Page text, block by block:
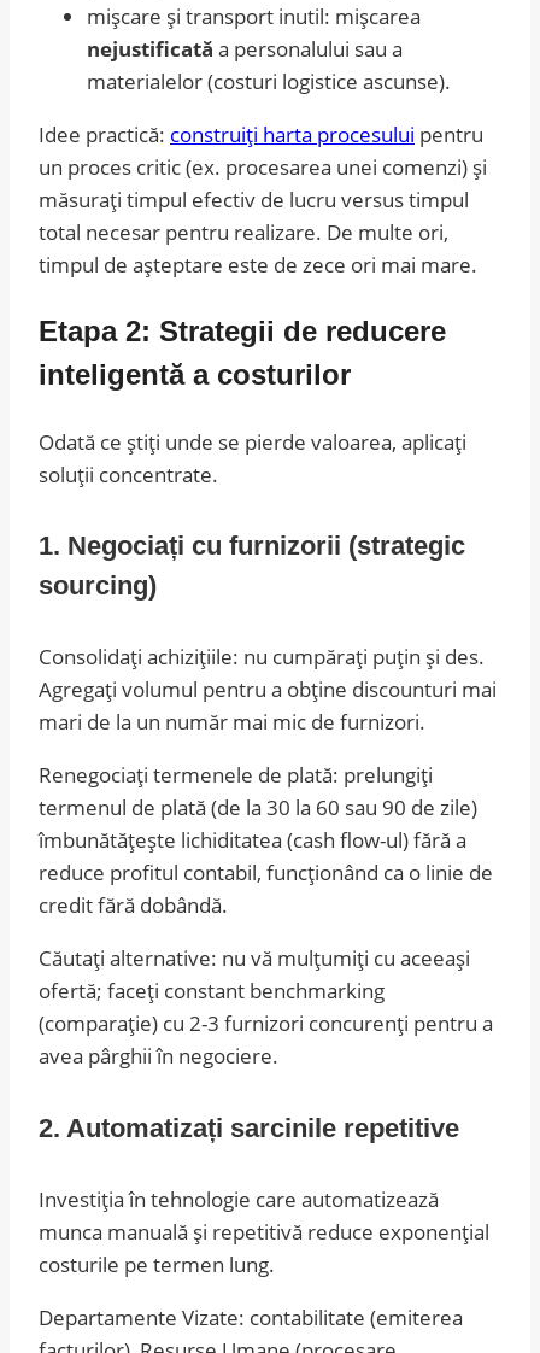
mișcare și transport inutil: mișcarea
nejustificată a personalului sau a
materialelor (costuri logistice ascunse).
Idee practică: construiți harta procesului pentru
un proces critic (ex. procesarea unei comenzi) și
măsurați timpul efectiv de lucru versus timpul
total necesar pentru realizare. De multe ori,
timpul de așteptare este de zece ori mai mare.
Etapa 2: Strategii de reducere
inteligentă a costurilor
Odată ce știți unde se pierde valoarea, aplicați
soluții concentrate.
1. Negociați cu furnizorii (strategic
sourcing)
Consolidați achizițiile: nu cumpărați puțin și des.
Agregați volumul pentru a obține discounturi mai
mari de la un număr mai mic de furnizori.
Renegociați termenele de plată: prelungiți
termenul de plată (de la 30 la 60 sau 90 de zile)
îmbunătățește lichiditatea (cash flow-ul) fără a
reduce profitul contabil, funcționând ca o linie de
credit fără dobândă.
Căutați alternative: nu vă mulțumiți cu aceeași
ofertă; faceți constant benchmarking
(comparație) cu 2-3 furnizori concurenți pentru a
avea pârghii în negociere.
2. Automatizați sarcinile repetitive
Investiția în tehnologie care automatizează
munca manuală și repetitivă reduce exponențial
costurile pe termen lung.
Departamente Vizate: contabilitate (emiterea